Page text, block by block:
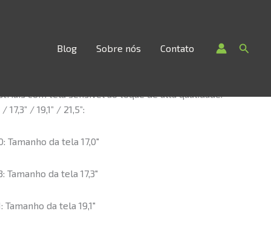
Blog Sobre nós Contato
com tela sensível ao toque de alta qualidade.
/ 19,1” / 21,5”:
Tamanho da tela 17,0″
Tamanho da tela 17,3″
da tela 19,1″